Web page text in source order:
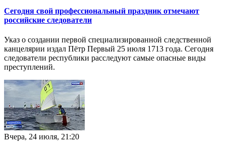
Сегодня свой профессиональный праздник отмечают
российские следователи
Указ о создании первой специализированной следственной
канцелярии издал Пётр Первый 25 июля 1713 года. Сегодня
следователи республики расследуют самые опасные виды
преступлений.
Вчера, 24 июля, 21:20